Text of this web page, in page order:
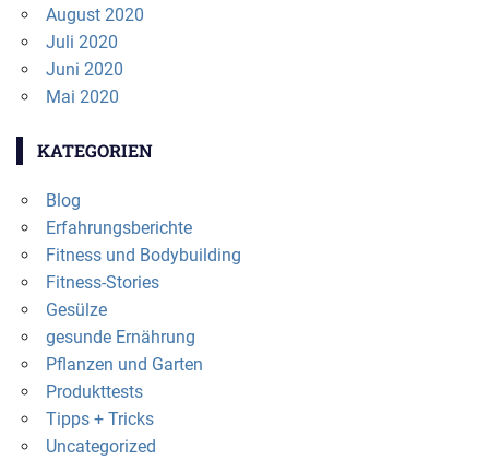
August 2020
Juli 2020
Juni 2020
Mai 2020
KATEGORIEN
Blog
Erfahrungsberichte
Fitness und Bodybuilding
Fitness-Stories
Gesülze
gesunde Ernährung
Pflanzen und Garten
Produkttests
Tipps + Tricks
Uncategorized